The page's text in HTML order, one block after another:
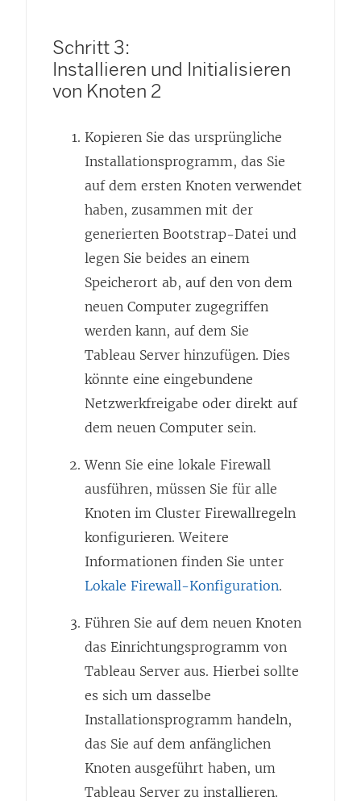
Schritt 3:
Installieren und Initialisieren
von Knoten 2
Kopieren Sie das ursprüngliche
Installationsprogramm, das Sie
auf dem ersten Knoten verwendet
haben, zusammen mit der
generierten Bootstrap-Datei und
legen Sie beides an einem
Speicherort ab, auf den von dem
neuen Computer zugegriffen
werden kann, auf dem Sie
Tableau Server hinzufügen. Dies
könnte eine eingebundene
Netzwerkfreigabe oder direkt auf
dem neuen Computer sein.
Wenn Sie eine lokale Firewall
ausführen, müssen Sie für alle
Knoten im Cluster Firewallregeln
konfigurieren.Weitere
Informationen finden Sie unter
Lokale Firewall-Konfiguration.
Führen Sie auf dem neuen Knoten
das Einrichtungsprogramm von
Tableau Server aus. Hierbei sollte
es sich um dasselbe
Installationsprogramm handeln,
das Sie auf dem anfänglichen
Knoten ausgeführt haben, um
Tableau Server zu installieren.